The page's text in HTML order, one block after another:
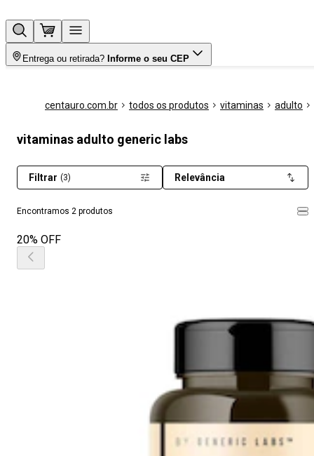
Entrega ou retirada? Informe o seu CEP
centauro.com.br todos os produtos vitaminas adulto
vitaminas adulto generic labs
Encontramos 2 produtos
Filtrar (3) Relevância
20% OFF